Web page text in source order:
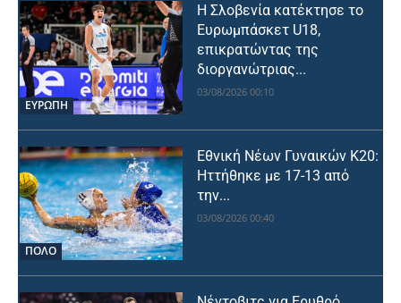
ΕΥΡΩΠΗ
Η Σλοβενία κατέκτησε το
Ευρωμπάσκετ U18,
επικρατώντας της
διοργανώτριας...
03/08/2026 00:10
ΠΟΛΟ
Εθνική Νέων Γυναικών Κ20:
Ηττήθηκε με 17-13 από
την...
03/08/2026 00:40